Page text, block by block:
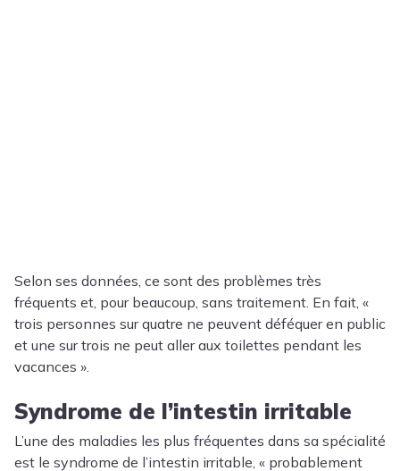
Selon ses données, ce sont des problèmes très
fréquents et, pour beaucoup, sans traitement. En fait, «
trois personnes sur quatre ne peuvent déféquer en public
et une sur trois ne peut aller aux toilettes pendant les
vacances ».
Syndrome de l’intestin irritable
L’une des maladies les plus fréquentes dans sa spécialité
est le syndrome de l’intestin irritable, « probablement